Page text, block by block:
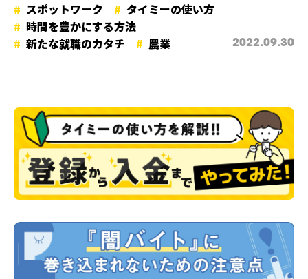
スポットワーク
タイミーの使い方
時間を豊かにする方法
新たな就職のカタチ
農業 2022.09.30